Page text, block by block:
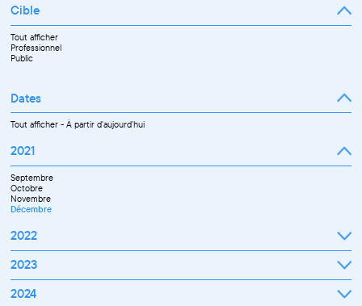
Cible
Tout afficher
Professionnel
Public
Dates
Tout afficher-À partir d'aujourd'hui
2021
Septembre
Octobre
Novembre
Décembre
2022
Janvier
Mars
Avril
2023
Janvier
2024